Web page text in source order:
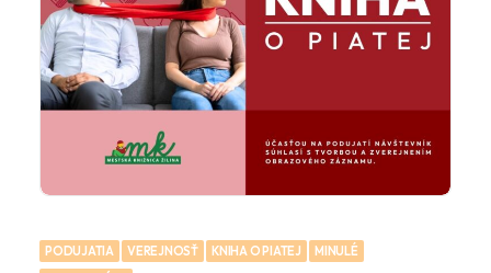
PODUJATIA VEREJNOSŤ KNIHA O PIATEJ
MINULÉ